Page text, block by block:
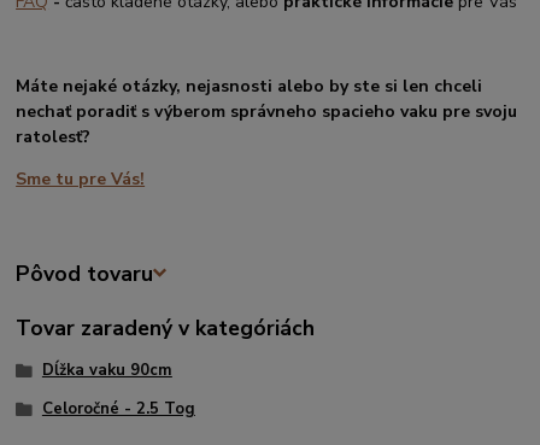
Máte nejaké otázky, nejasnosti alebo by ste si len chceli
nechať poradiť s výberom správneho spacieho vaku pre svoju
ratolesť?
Sme tu pre Vás!
Pôvod tovaru
Tovar zaradený v kategóriách
Dĺžka vaku 90cm
Celoročné - 2.5 Tog